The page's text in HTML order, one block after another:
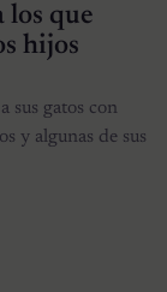
los que
hijos
sus gatos con
y algunas de sus